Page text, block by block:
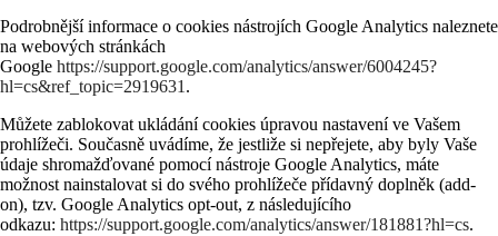
Podrobnější informace o cookies nástrojích Google Analytics naleznete
na webových stránkách
Google https://support.google.com/analytics/answer/6004245?
hl=cs&ref_topic=2919631 .
Můžete zablokovat ukládání cookies úpravou nastavení ve Vašem
prohlížeči. Současně uvádíme, že jestliže si nepřejete, aby byly Vaše
údaje shromažďované pomocí nástroje Google Analytics, máte
možnost nainstalovat si do svého prohlížeče přídavný doplněk (add-
on), tzv. Google Analytics opt-out, z následujícího
odkazu: https://support.google.com/analytics/answer/181881?hl=cs.